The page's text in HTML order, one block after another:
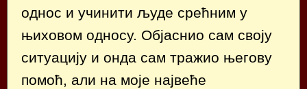
однос и учинити људе срећним у
њиховом односу. Објаснио сам своју
ситуацију и онда сам тражио његову
помоћ, али на моје највеће